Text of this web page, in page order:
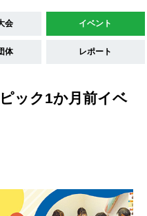
会 イベント
体 レポート
ック1か月前イベ